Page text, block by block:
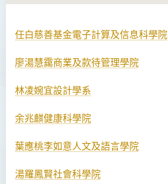
任白慈善基金電子計算及信息科學院
廖湯慧靄商業及款待管理學院
林凌婉宜設計學系
余兆麒健康科學院
葉應桃李如意人文及語言學院
湯羅鳳賢社會科學院
關於我們
願景與使命
活動